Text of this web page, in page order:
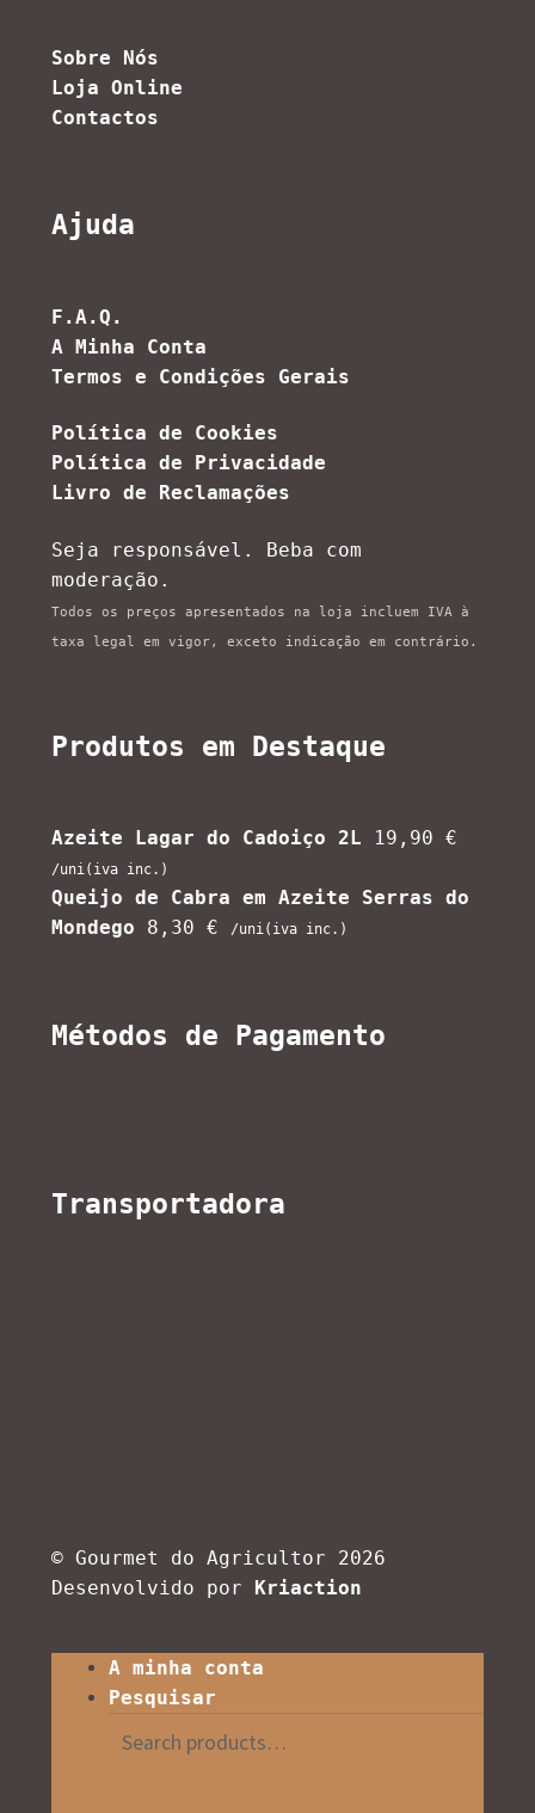
Sobre Nós
Loja Online
Contactos
Ajuda
F.A.Q.
A Minha Conta
Termos e Condições Gerais
Política de Cookies
Política de Privacidade
Livro de Reclamações
Seja responsável. Beba com
moderação.
Todos os preços apresentados na loja incluem IVA à
taxa legal em vigor, exceto indicação em contrário.
Produtos em Destaque
Azeite Lagar do Cadoiço 2L 19,90 €
/uni(iva inc.)
Queijo de Cabra em Azeite Serras do
Mondego
8,30 € /uni(iva inc.)
Métodos de Pagamento
Transportadora
© Gourmet do Agricultor 2026
Desenvolvido por
Kriaction
A minha conta
Pesquisar
for: